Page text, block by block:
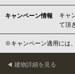
キャンペーン情報
キャ
て頂
※キャンペーン適用には
建物詳細を見る